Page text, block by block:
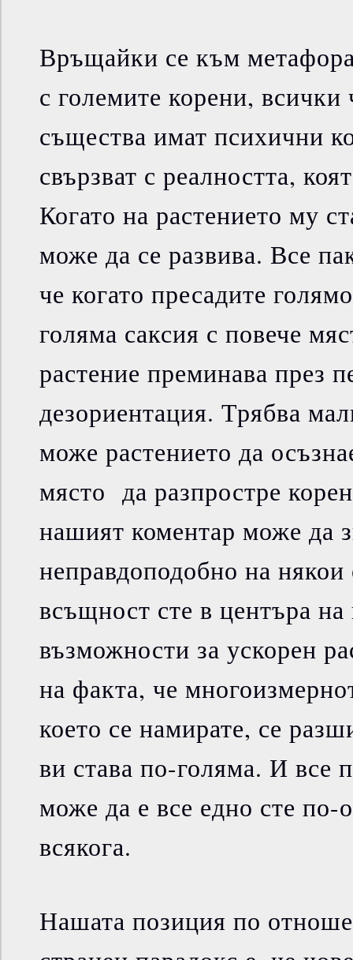
Връщайки се към
с големите корени,
същества имат психични
свързват с реалността,
Когато на растението му
може да се развива. Все
че когато пресадите
голяма саксия с повече
растение преминава през
дезориентация. Трябва
може растението да
място да разпростре
нашият коментар може да
неправдоподобно на някои
всъщност сте в центъра
възможности за ускорен
на факта, че
което се намирате, се
ви става по-голяма. И все
може да е все едно сте по-
всякога.
Нашата позиция по